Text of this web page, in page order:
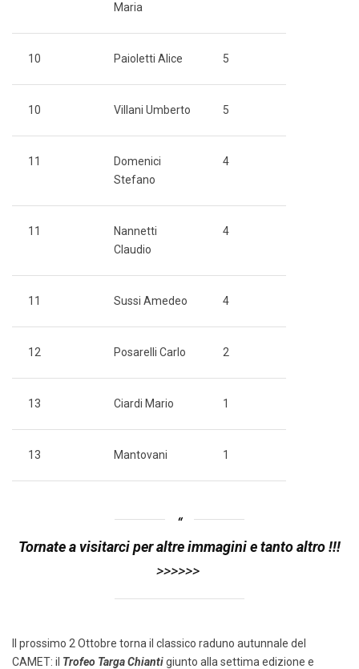
Maria
10 Paioletti Alice 5
10 Villani Umberto 5
11
Domenici
Stefano
4
11
Nannetti
Claudio
4
11 Sussi Amedeo 4
12 Posarelli Carlo 2
13 Ciardi Mario 1
13 Mantovani 1
Tornate a visitarci per altre immagini e tanto altro !!!
>>>>>>
Il prossimo 2 Ottobre torna il classico raduno autunnale del
CAMET: il Trofeo Targa Chiantigiunto alla settima edizione e